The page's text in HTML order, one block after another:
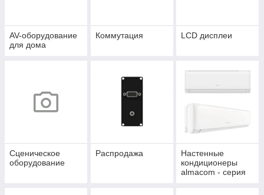
AV-оборудование
для дома
Коммутация LCD дисплеи
Сценическое
оборудование
Распродажа
Настенные
кондиционеры
almacom - серия